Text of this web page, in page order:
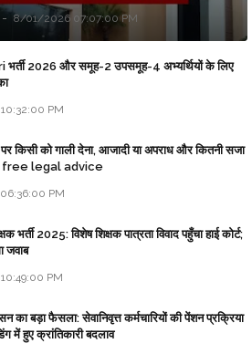
8/01/2026 07:07:00 PM
2026 और समूह-2 उपसमूह-4 अभ्यर्थियों के लिए
PM
किसी को गाली देना, आजादी या अपराध और कितनी सजा
- free legal advice
PM
भर्ती 2025: विशेष शिक्षक पात्रता विवाद पहुँचा हाई कोर्ट;
जवाब
PM
का बड़ा फैसला: सेवानिवृत्त कर्मचारियों की पेंशन प्रक्रिया
में हुए क्रांतिकारी बदलाव